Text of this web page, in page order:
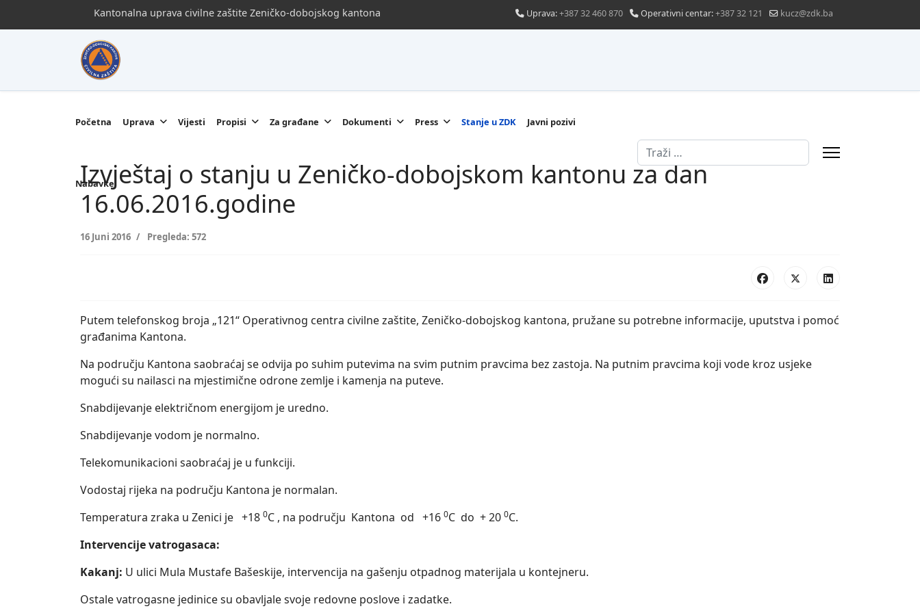
Kantonalna uprava civilne zaštite Zeničko-dobojskog kantona Uprava:+387 32 460 870 Operativni centar:+387 32 121 kucz@zdk.ba
Početna Uprava Vijesti Propisi Za građane Dokumenti Press Stanje u ZDK Javni pozivi
Nabavke
Traži
Izvještaj o stanju u Zeničko-dobojskom kantonu za dan
16.06.2016.godine
16 Juni 2016 Pregleda: 572
Putem telefonskog broja „121“ Operativnog centra civilne zaštite, Zeničko-dobojskog kantona, pružane su potrebne informacije, uputstva i pomoć
građanima Kantona.
Na području Kantona saobraćaj se odvija po suhim putevima na svim putnim pravcima bez zastoja. Na putnim pravcima koji vode kroz usjeke
mogući su nailasci na mjestimične odrone zemlje i kamenja na puteve.
Snabdijevanje električnom energijom je uredno.
Snabdijevanje vodom je normalno.
Telekomunikacioni saobraćaj je u funkciji.
Vodostaj rijeka na području Kantona je normalan.
Temperatura zraka u Zenici je +18 0C , na području Kantona od +16 0C do + 20 0C.
Intervencije vatrogasaca:
Kakanj: U ulici Mula Mustafe Bašeskije, intervencija na gašenju otpadnog materijala u kontejneru.
Ostale vatrogasne jedinice su obavljale svoje redovne poslove i zadatke.